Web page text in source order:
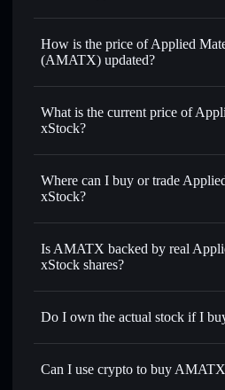
How is the price of Applied
(AMATX) updated?
Applied
What is the current price of
xStock?
Applied
1.59%
Where can I buy or trade
xStock?
Is AMATX backed by real
xStock shares?
Do I own the actual stock if I
Can I use crypto to buy